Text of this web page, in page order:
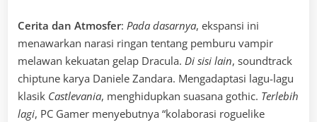
Cerita dan Atmosfer: Pada dasarnya, ekspansi ini
menawarkan narasi ringan tentang pemburu vampir
melawan kekuatan gelap Dracula. Di sisi lain, soundtrack
chiptune karya Daniele Zandara. Mengadaptasi lagu-lagu
klasik Castlevania, menghidupkan suasana gothic. Terlebih
lagi, PC Gamer menyebutnya “kolaborasi roguelike